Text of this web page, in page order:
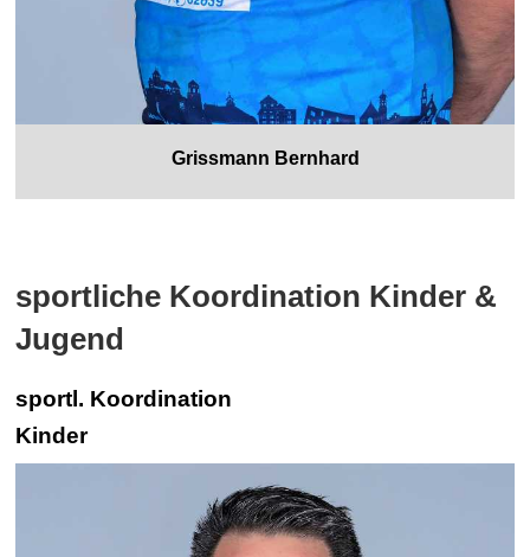
Grissmann Bernhard
sportliche Koordination Kinder &
Jugend
sportl. Koordination
Kinder